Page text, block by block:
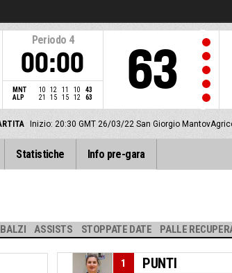
Periodo 4
00:00
MNT 10 12 11 10
43
ALP
21 15 15 12 63 63
Inizio: 20:30 GMT 26/03/22 San Giorgio
Statistiche Info pre-gara
ASSISTS STOPPATE DATE PALLE
PUNTI
1